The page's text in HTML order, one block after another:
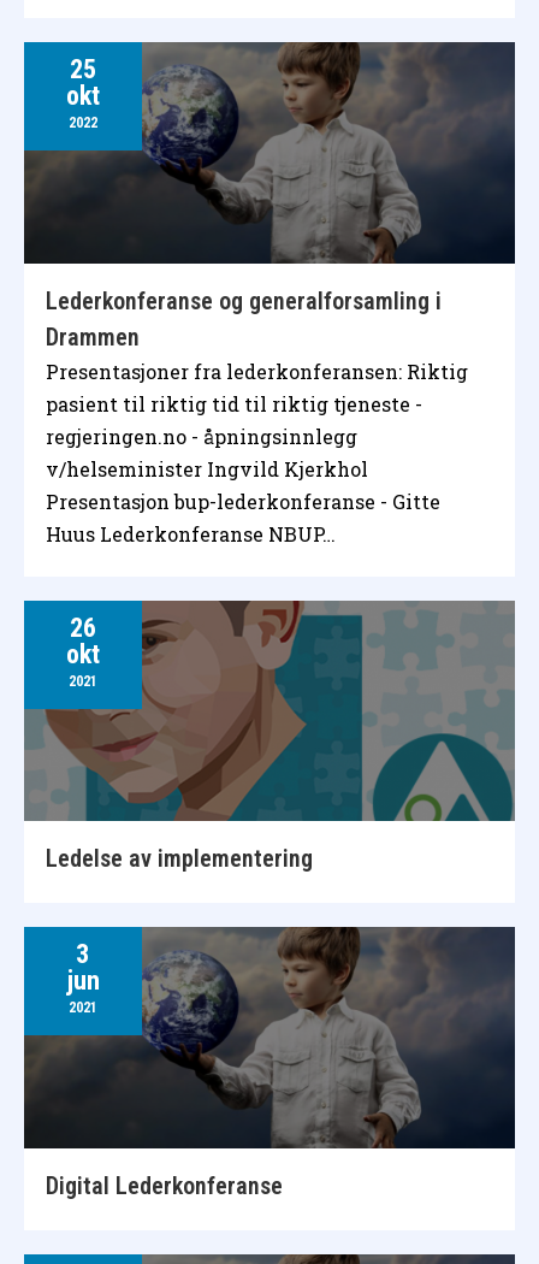
25
okt
2022
Lederkonferanse og generalforsamling i
Drammen
Presentasjoner fra lederkonferansen: Riktig
pasient til riktig tid til riktig tjeneste -
regjeringen.no - åpningsinnlegg
v/helseminister Ingvild Kjerkhol
Presentasjon bup-lederkonferanse - Gitte
Huus Lederkonferanse NBUP…
26
okt
2021
Ledelse av implementering
3
jun
2021
Digital Lederkonferanse